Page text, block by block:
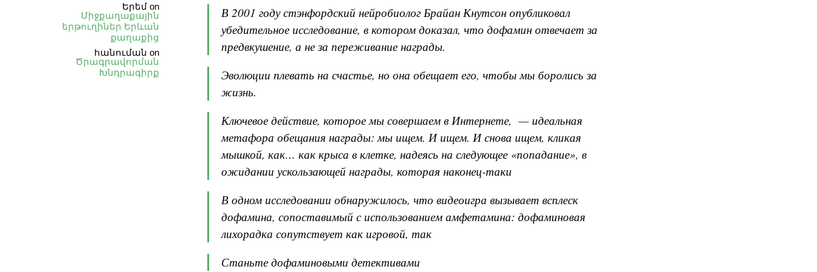
В 2001 году стэнфордский нейробиолог Брайан Кнутсон опубликовал
убедительное исследование, в котором доказал, что дофамин отвечает за
предвкушение, а не за переживание награды.
Эволюции плевать на счастье, но она обещает его, чтобы мы боролись за
жизнь.
Ключевое действие, которое мы совершаем в Интернете, — идеальная
метафора обещания награды: мы ищем. И ищем. И снова ищем, кликая
мышкой, как… как крыса в клетке, надеясь на следующее «попадание», в
ожидании ускользающей награды, которая наконец-таки
В одном исследовании обнаружилось, что видеоигра вызывает всплеск
дофамина, сопоставимый с использованием амфетамина: дофаминовая
лихорадка сопутствует как игровой, так
Станьте дофаминовыми детективами
Երեմ on
Միջքաղաքային
երթուղիներ Երևան
քաղաքից
հանուման on
Ծրագրավորման
Խնդրագիրք